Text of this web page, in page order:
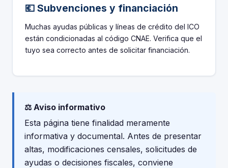
💶 Subvenciones y financiación
Muchas ayudas públicas y líneas de crédito del ICO
están condicionadas al código CNAE. Verifica que el
tuyo sea correcto antes de solicitar financiación.
⚖️ Aviso informativo
Esta página tiene finalidad meramente
informativa y documental. Antes de presentar
altas, modificaciones censales, solicitudes de
ayudas o decisiones fiscales, conviene